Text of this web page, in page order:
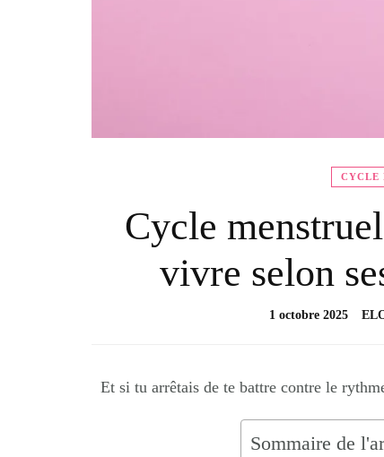
CYCLE
Cycle
vivre selon
1 octobre 2025
Et si tu arrêtais de te battre contre le
Sommaire de